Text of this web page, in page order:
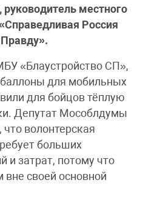
руководитель местного
Россия
«Блаустройство СП»,
для мобильных
для бойцов тёплую
Депутат Мособлдумы
волонтерская
больших
и затрат, потому что
своей основной